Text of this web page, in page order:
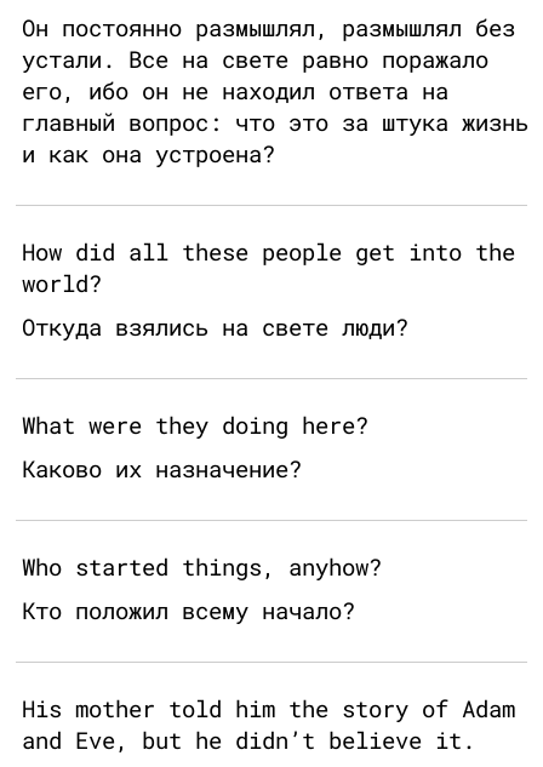
Он постоянно размышлял, размышлял без
устали. Все на свете равно поражало
его, ибо он не находил ответа на
главный вопрос: что это за штука жизнь
и как она устроена?
How did all these people get into the
world?
Откуда взялись на свете люди?
What were they doing here?
Каково их назначение?
Who started things, anyhow?
Кто положил всему начало?
His mother told him the story of Adam
and Eve, but he didn’t believe it.